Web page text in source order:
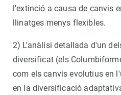
l'extinció a causa de canvis
llinatges menys flexibles.
2) L'anàlisi detallada d'un
diversificat (els
com els canvis evolutius en
en la diversificació